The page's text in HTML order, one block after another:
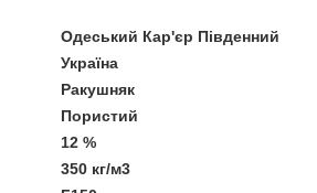
Одеський Кар'єр Південний
Україна
Ракушняк
Пористий
12 %
350 кг/м3